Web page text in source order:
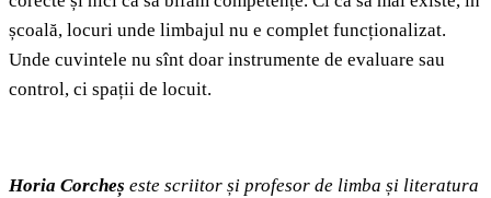
școală, locuri unde limbajul nu e complet funcționalizat.
Unde cuvintele nu sînt doar instrumente de evaluare sau
control, ci spații de locuit.
Horia Corcheș este scriitor și profesor de limba și literatura